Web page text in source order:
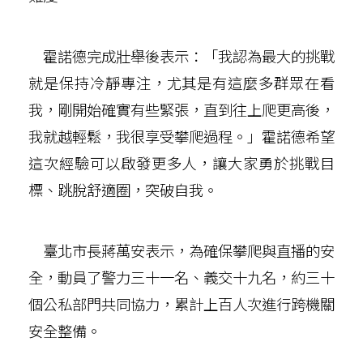
霍諾德完成壯舉後表示：「我認為最大的挑戰
就是保持冷靜專注，尤其是有這麼多群眾在看
我，剛開始確實有些緊張，直到往上爬更高後，
我就越輕鬆，我很享受攀爬過程。」霍諾德希望
這次經驗可以啟發更多人，讓大家勇於挑戰目
標、跳脫舒適圈，突破自我。
臺北市長蔣萬安表示，為確保攀爬與直播的安
全，動員了警力三十一名、義交十九名，約三十
個公私部門共同協力，累計上百人次進行跨機關
安全整備。